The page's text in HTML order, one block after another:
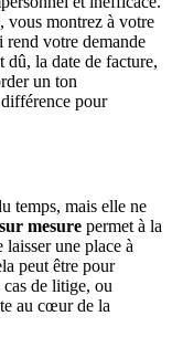
, vous montrez à votre
rend votre demande
la date de facture,
un ton
pour
temps, mais elle ne
mesure permet à la
laisser une place à
peut être pour
cas de litige, ou
au cœur de la